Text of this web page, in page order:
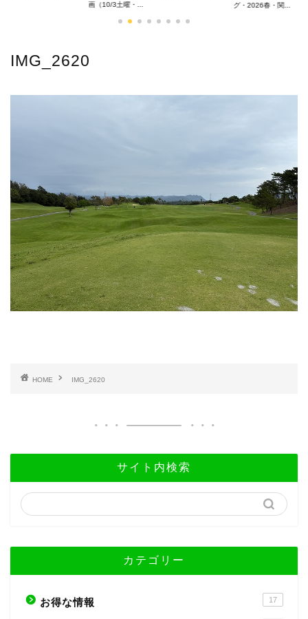
画（10/3土曜・...
グ・2026春・関...
IMG_2620
HOME IMG_2620
サイト内検索
カテゴリー
お得な情報 17